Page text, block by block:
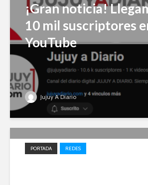
¡Gran noticia!
10 mil suscriptores
YouTube
Jujuy A Diario
PORTADA REDES